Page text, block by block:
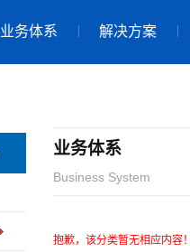
业务体系 解决方案
业务体系
Business System
抱歉，该分类暂无相应内容